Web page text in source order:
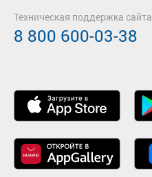
Техническая поддержка сайта
8 800 600-03-38